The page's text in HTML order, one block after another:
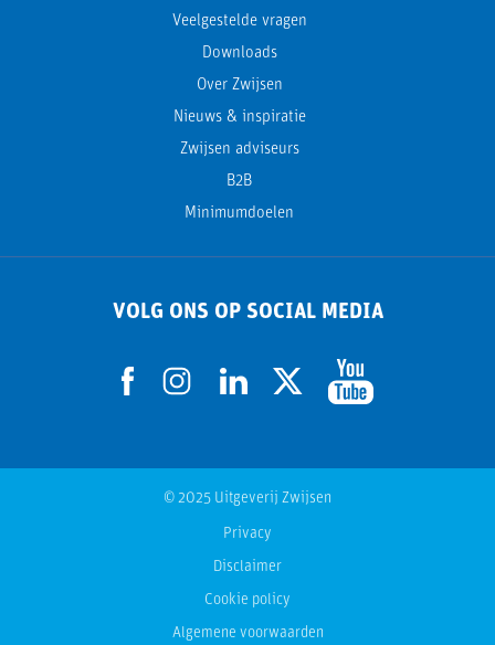
Veelgestelde vragen
Downloads
Over Zwijsen
Nieuws & inspiratie
Zwijsen adviseurs
B2B
Minimumdoelen
VOLG ONS OP SOCIAL MEDIA
© 2025 Uitgeverij Zwijsen
Privacy
Disclaimer
Cookie policy
Algemene voorwaarden